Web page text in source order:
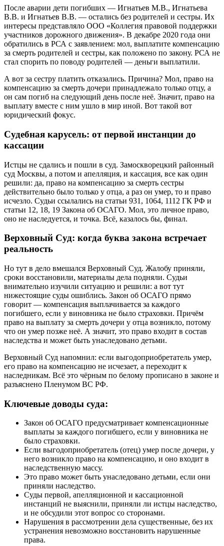
После аварии дети погибших — Игнатьев М.В., Игнатьева
В.В. и Игнатьев В.В. — остались без родителей и сестры. Их
интересы представляло ООО «Коллегия правовой поддержки
участников дорожного движения». В декабре 2020 года они
обратились в РСА с заявлением: мол, выплатите компенсацию
за смерть родителей и сестры, как положено по закону. РСА не
стал спорить по поводу родителей — деньги выплатили.
А вот за сестру платить отказались. Причина? Мол, право на
компенсацию за смерть дочери принадлежало только отцу, а
он сам погиб на следующий день после неё. Значит, право на
выплату вместе с ним ушло в мир иной. Вот такой вот
юридический фокус.
Судебная карусель: от первой инстанции до
кассации
Истцы не сдались и пошли в суд. Замоскворецкий районный
суд Москвы, а потом и апелляция, и кассация, все как один
решили: да, право на компенсацию за смерть сестры
действительно было только у отца, а раз он умер, то и право
исчезло. Судьи ссылались на статьи 931, 1064, 1112 ГК РФ и
статьи 12, 18, 19 Закона об ОСАГО. Мол, это личное право,
оно не наследуется, и точка. Всё, казалось бы, финал.
Верховный Суд: когда буква закона встречает
реальность
Но тут в дело вмешался Верховный Суд. Жалобу приняли,
сроки восстановили, материалы дела подняли. Судьи
внимательно изучили ситуацию и решили: а вот тут
нижестоящие суды ошиблись. Закон об ОСАГО прямо
говорит — компенсация выплачивается за каждого
погибшего, если у виновника не было страховки. Причём
право на выплату за смерть дочери у отца возникло, потому
что он умер позже неё. А значит, это право входит в состав
наследства и может быть унаследовано детьми.
Верховный Суд напомнил: если выгодоприобретатель умер,
его право на компенсацию не исчезает, а переходит к
наследникам. Всё это чёрным по белому прописано в законе и
разъяснено Пленумом ВС РФ.
Ключевые доводы суда:
Закон об ОСАГО предусматривает компенсационные
выплаты за каждого погибшего, если у виновника не
было страховки.
Если выгодоприобретатель (отец) умер после дочери, у
него возникло право на компенсацию, и оно входит в
наследственную массу.
Это право может быть унаследовано детьми, если они
приняли наследство.
Суды первой, апелляционной и кассационной
инстанций не выяснили, приняли ли истцы наследство,
и не обсудили этот вопрос со сторонами.
Нарушения в рассмотрении дела существенные, без их
устранения невозможно восстановить нарушенные
права.